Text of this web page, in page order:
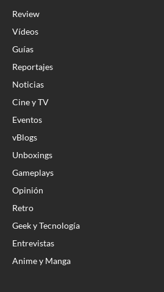
Review
Vídeos
Guías
Reportajes
Noticias
Cine y TV
Eventos
vBlogs
Unboxings
Gameplays
Opinión
Retro
Geek y Tecnología
Entrevistas
Anime y Manga